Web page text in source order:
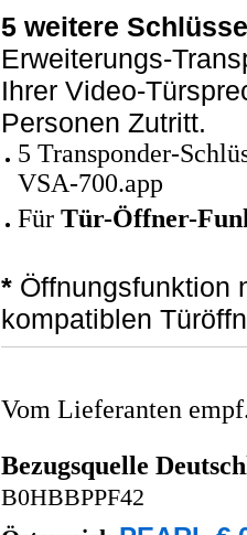
5 weitere
Erweiterungs-
Ihrer Video-
Personen Zutritt.
5 Transponder-
VSA-700.app
Für Tür-Öffner-
* Öffnungsfunktion
kompatiblen
Vom Lieferanten
Bezugsquelle
B0HBBPPF42